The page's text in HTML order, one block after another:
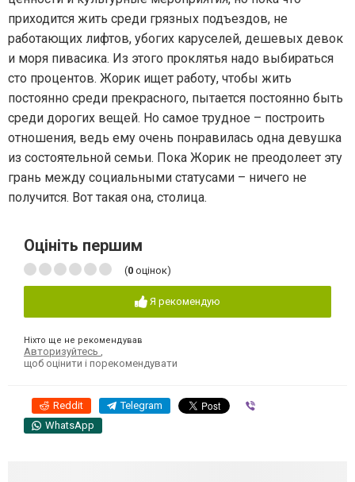
приходится жить среди грязных подъездов, не
работающих лифтов, убогих каруселей, дешевых девок
и моря пивасика. Из этого проклятья надо выбираться
сто процентов. Жорик ищет работу, чтобы жить
постоянно среди прекрасного, пытается постоянно быть
среди дорогих вещей. Но самое трудное – построить
отношения, ведь ему очень понравилась одна девушка
из состоятельной семьи. Пока Жорик не преодолеет эту
грань между социальными статусами – ничего не
получится. Вот такая она, столица.
Оцініть першим
(0 оцінок)
Я рекомендую
Ніхто ще не рекомендував
Авторизуйтесь ,
щоб оцінити і порекомендувати
Reddit Telegram
WhatsApp